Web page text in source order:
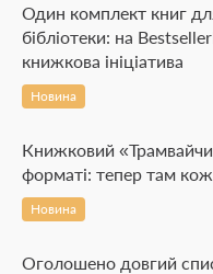
Один комплект книг
бібліотеки: на
книжкова ініціатива
Новина
Книжковий
форматі: тепер там
Новина
Оголошено довгий